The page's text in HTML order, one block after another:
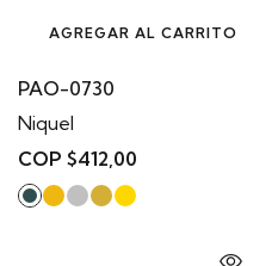
AGREGAR AL CARRITO
PAO-0730
Niquel
COP $412,00